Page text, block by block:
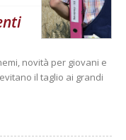
novità per giovani e
il taglio ai grandi